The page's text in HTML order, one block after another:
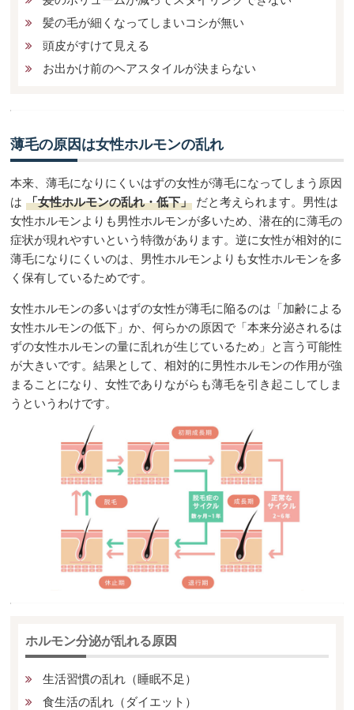
髪の毛が細くなってしまいコシが無い
頭皮がすけて見える
お出かけ前のヘアスタイルが決まらない
薄毛の原因は女性ホルモンの乱れ
本来、薄毛になりにくいはずの女性が薄毛になってしまう原因
は 「女性ホルモンの乱れ・低下」 だと考えられます。男性は
女性ホルモンよりも男性ホルモンが多いため、潜在的に薄毛の
症状が現れやすいという特徴があります。逆に女性が相対的に
薄毛になりにくいのは、男性ホルモンよりも女性ホルモンを多
く保有しているためです。
女性ホルモンの多いはずの女性が薄毛に陥るのは「加齢による
女性ホルモンの低下」か、何らかの原因で「本来分泌されるは
ずの女性ホルモンの量に乱れが生じているため」と言う可能性
が大きいです。結果として、相対的に男性ホルモンの作用が強
まることになり、女性でありながらも薄毛を引き起こしてしま
うというわけです。
ホルモン分泌が乱れる原因
生活習慣の乱れ（睡眠不足）
食生活の乱れ（ダイエット）